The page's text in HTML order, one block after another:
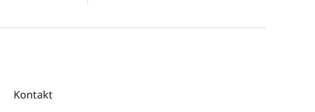
Kontakt